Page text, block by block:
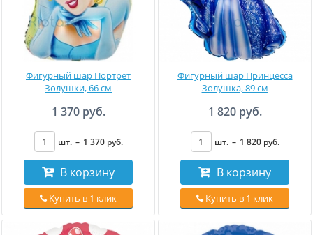
Фигурный шар Портрет
Золушки, 66 см
1 370 руб.
шт. – 1 370 руб.
В корзину
Купить в 1 клик
Фигурный шар Принцесса
Золушка, 89 см
1 820 руб.
шт. – 1 820 руб.
В корзину
Купить в 1 клик